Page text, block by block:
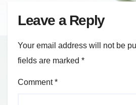
Leave a Reply
Your email address will not be
fields are marked *
Comment*